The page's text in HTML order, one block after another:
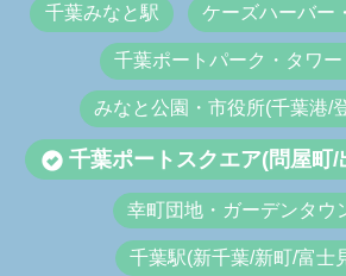
千葉みなと駅 ケーズハーバー
千葉ポートパーク・タワ
みなと公園・市役所(千葉港/
千葉ポートスクエア(問屋町/
幸町団地・ガーデンタウ
千葉駅(新千葉/新町/富士